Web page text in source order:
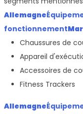
Allemagne
fonctionnement
Chaussures de
Appareil
Accessoires de
Fitness Trackers
Allemagne